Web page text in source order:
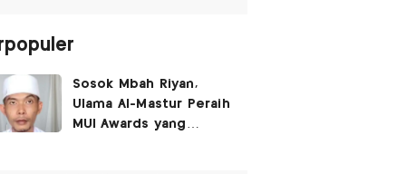
Sosok Mbah Riyan,
Ulama Al-Mastur Peraih
MUI Awards yang